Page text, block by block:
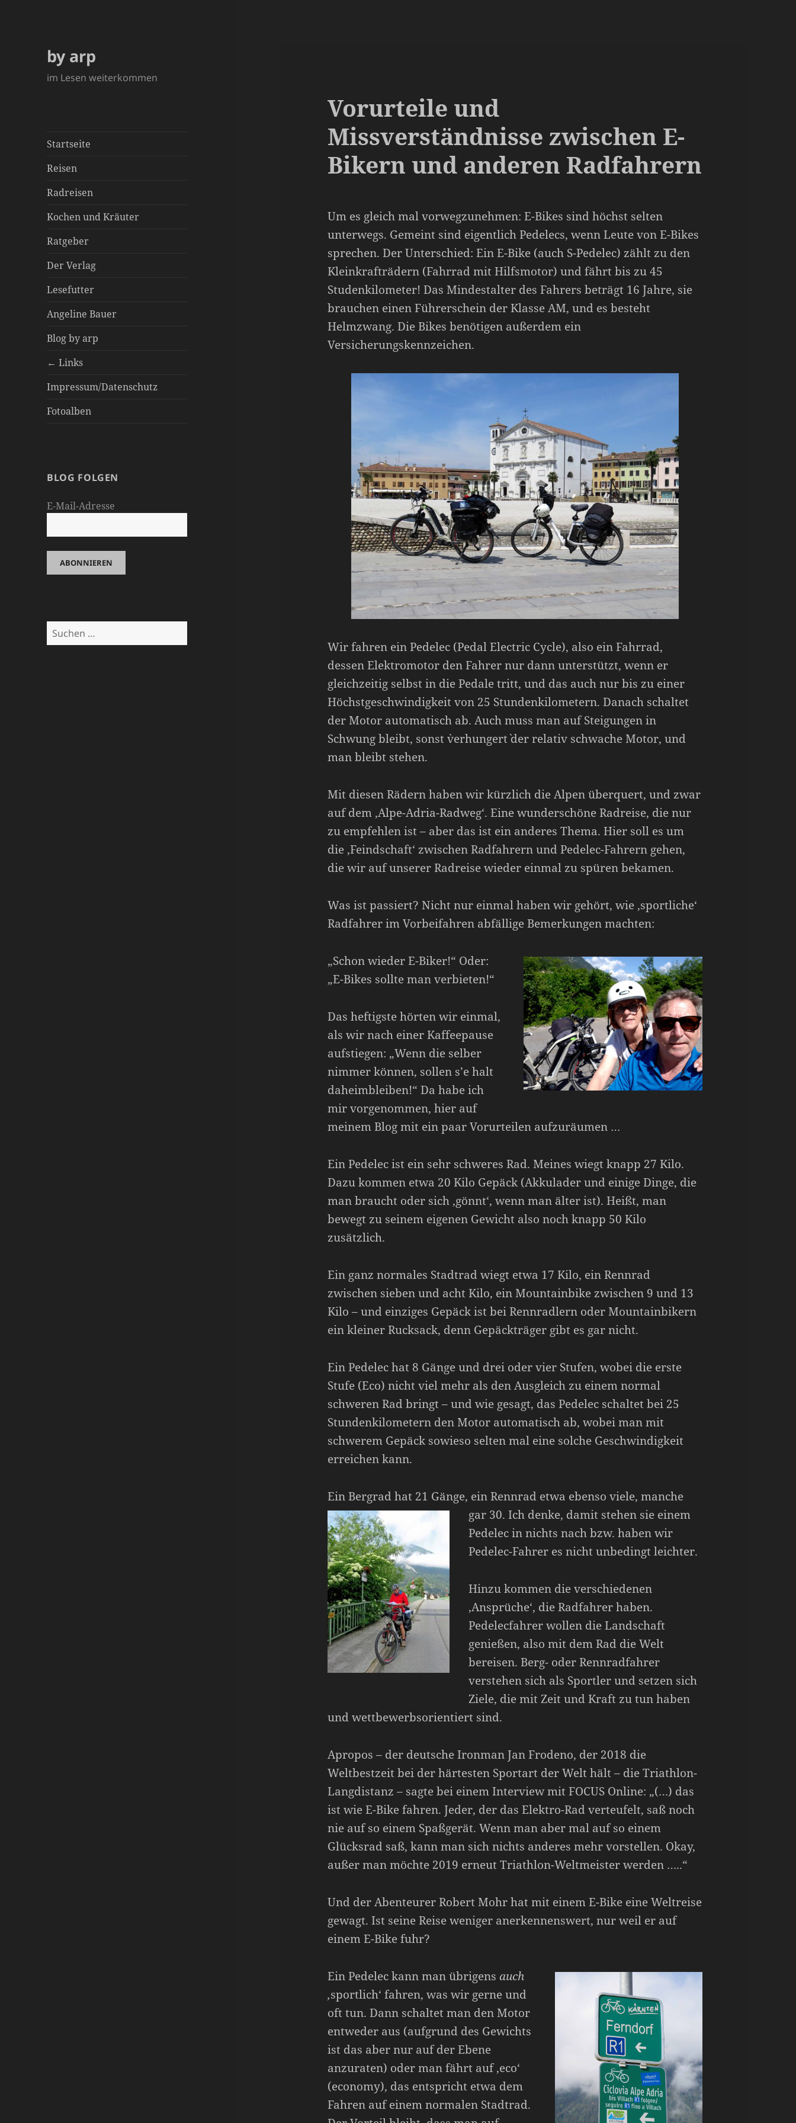
by arp
im Lesen weiterkommen
Startseite
Reisen
Radreisen
Kochen und Kräuter
Ratgeber
Der Verlag
Lesefutter
Angeline Bauer
Blog by arp
← Links
Impressum/Datenschutz
Fotoalben
BLOG FOLGEN
E-Mail-Adresse
Suchen
nach:
Vorurteile und
Missverständnisse zwischen E-
Bikern und anderen Radfahrern
Um es gleich mal vorwegzunehmen: E-Bikes sind höchst selten
unterwegs. Gemeint sind eigentlich Pedelecs, wenn Leute von E-Bikes
sprechen. Der Unterschied: Ein E-Bike (auch S-Pedelec) zählt zu den
Kleinkrafträdern (Fahrrad mit Hilfsmotor) und fährt bis zu 45
Studenkilometer! Das Mindestalter des Fahrers beträgt 16 Jahre, sie
brauchen einen Führerschein der Klasse AM, und es besteht
Helmzwang. Die Bikes benötigen außerdem ein
Versicherungskennzeichen.
Wir fahren ein Pedelec (Pedal Electric Cycle), also ein Fahrrad,
dessen Elektromotor den Fahrer nur dann unterstützt, wenn er
gleichzeitig selbst in die Pedale tritt, und das auch nur bis zu einer
Höchstgeschwindigkeit von 25 Stundenkilometern. Danach schaltet
der Motor automatisch ab. Auch muss man auf Steigungen in
Schwung bleibt, sonst `verhungert` der relativ schwache Motor, und
man bleibt stehen.
Mit diesen Rädern haben wir kürzlich die Alpen überquert, und zwar
auf dem ‚Alpe-Adria-Radweg‘. Eine wunderschöne Radreise, die nur
zu empfehlen ist – aber das ist ein anderes Thema. Hier soll es um
die ‚Feindschaft‘ zwischen Radfahrern und Pedelec-Fahrern gehen,
die wir auf unserer Radreise wieder einmal zu spüren bekamen.
Was ist passiert? Nicht nur einmal haben wir gehört, wie ‚sportliche‘
Radfahrer im Vorbeifahren abfällige Bemerkungen machten:
„Schon wieder E-Biker!“ Oder:
„E-Bikes sollte man verbieten!“
Das heftigste hörten wir einmal,
als wir nach einer Kaffeepause
aufstiegen: „Wenn die selber
nimmer können, sollen s’e halt
daheimbleiben!“ Da habe ich
mir vorgenommen, hier auf
meinem Blog mit ein paar Vorurteilen aufzuräumen …
Ein Pedelec ist ein sehr schweres Rad. Meines wiegt knapp 27 Kilo.
Dazu kommen etwa 20 Kilo Gepäck (Akkulader und einige Dinge, die
man braucht oder sich ‚gönnt‘, wenn man älter ist). Heißt, man
bewegt zu seinem eigenen Gewicht also noch knapp 50 Kilo
zusätzlich.
Ein ganz normales Stadtrad wiegt etwa 17 Kilo, ein Rennrad
zwischen sieben und acht Kilo, ein Mountainbike zwischen 9 und 13
Kilo – und einziges Gepäck ist bei Rennradlern oder Mountainbikern
ein kleiner Rucksack, denn Gepäckträger gibt es gar nicht.
Ein Pedelec hat 8 Gänge und drei oder vier Stufen, wobei die erste
Stufe (Eco) nicht viel mehr als den Ausgleich zu einem normal
schweren Rad bringt – und wie gesagt, das Pedelec schaltet bei 25
Stundenkilometern den Motor automatisch ab, wobei man mit
schwerem Gepäck sowieso selten mal eine solche Geschwindigkeit
erreichen kann.
Ein Bergrad hat 21 Gänge, ein Rennrad etwa ebenso viele, manche
gar 30. Ich denke, damit stehen sie einem
Pedelec in nichts nach bzw. haben wir
Pedelec-Fahrer es nicht unbedingt leichter.
Hinzu kommen die verschiedenen
‚Ansprüche‘, die Radfahrer haben.
Pedelecfahrer wollen die Landschaft
genießen, also mit dem Rad die Welt
bereisen. Berg- oder Rennradfahrer
verstehen sich als Sportler und setzen sich
Ziele, die mit Zeit und Kraft zu tun haben
und wettbewerbsorientiert sind.
Apropos – der deutsche Ironman Jan Frodeno, der 2018 die
Weltbestzeit bei der härtesten Sportart der Welt hält – die Triathlon-
Langdistanz – sagte bei einem Interview mit FOCUS Online: „(…) das
ist wie E-Bike fahren. Jeder, der das Elektro-Rad verteufelt, saß noch
nie auf so einem Spaßgerät. Wenn man aber mal auf so einem
Glücksrad saß, kann man sich nichts anderes mehr vorstellen. Okay,
außer man möchte 2019 erneut Triathlon-Weltmeister werden …..“
Und der Abenteurer Robert Mohr hat mit einem E-Bike eine Weltreise
gewagt. Ist seine Reise weniger anerkennenswert, nur weil er auf
einem E-Bike fuhr?
Ein Pedelec kann man übrigensauch
‚sportlich‘ fahren, was wir gerne und
oft tun. Dann schaltet man den Motor
entweder aus (aufgrund des Gewichts
ist das aber nur auf der Ebene
anzuraten) oder man fährt auf ‚eco‘
(economy), das entspricht etwa dem
Fahren auf einem normalen Stadtrad.